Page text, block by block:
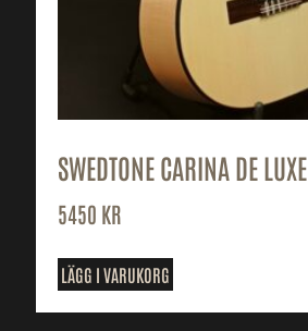
SWEDTONE CARINA DE LUXE
5450 KR
LÄGG I VARUKORG